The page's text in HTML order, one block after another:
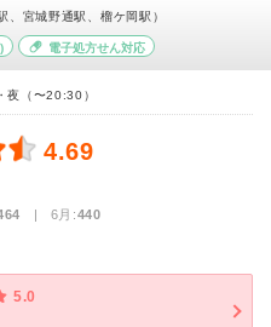
、宮城野通駅、榴ケ岡駅）
電子処方せん対応
夜（〜20:30）
4.69
| 6月:440
5.0